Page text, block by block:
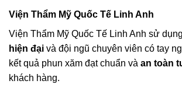
Viện Thẩm Mỹ Quốc Tế Linh Anh
Viện Thẩm Mỹ Quốc Tế Linh Anh sử dụng
hiện đại và đội ngũ chuyên viên có tay
kết quả phun xăm đạt chuẩn và an toàn
khách hàng.